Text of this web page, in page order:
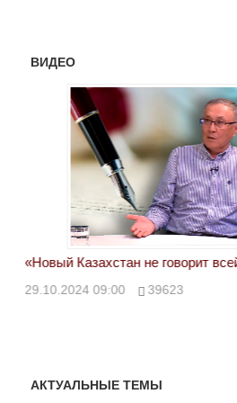
ВИДЕО
«Новый Казахстан не говорит
29.10.2024 09:00 39623
АКТУАЛЬНЫЕ ТЕМЫ